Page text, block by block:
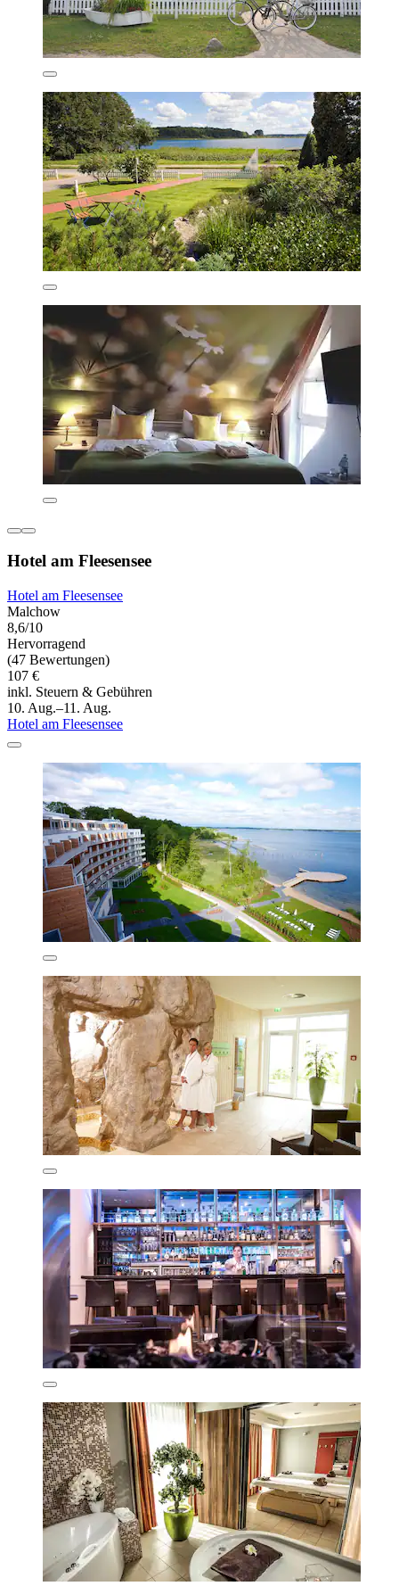
Hotel am Fleesensee
Hotel am Fleesensee
Malchow
8,6/10
Hervorragend
(47 Bewertungen)
107 €
inkl. Steuern & Gebühren
10. Aug.–11. Aug.
Hotel am Fleesensee